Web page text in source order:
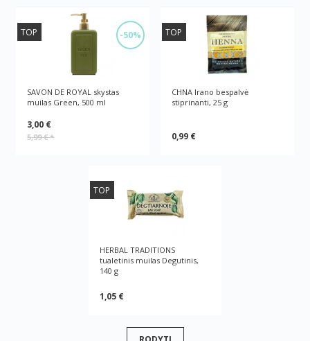
-50%
TOP
SAVON DE ROYAL skystas
muilas Green, 500 ml
3,00 €
5,99 €*
TOP
CHNA Irano bespalvė
stiprinanti, 25 g
0,99 €
TOP
HERBAL TRADITIONS
tualetinis muilas Degutinis,
140 g
1,05 €
RODYTI